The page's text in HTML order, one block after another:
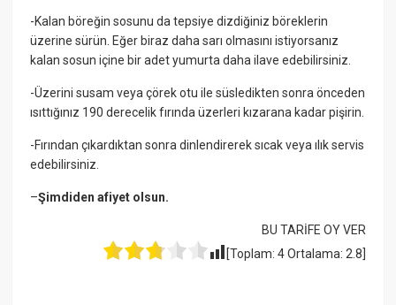
-Kalan böreğin sosunu da tepsiye dizdiğiniz böreklerin
üzerine sürün. Eğer biraz daha sarı olmasını istiyorsanız
kalan sosun içine bir adet yumurta daha ilave edebilirsiniz.
-Üzerini susam veya çörek otu ile süsledikten sonra önceden
ısıttığınız 190 derecelik fırında üzerleri kızarana kadar pişirin.
-Fırından çıkardıktan sonra dinlendirerek sıcak veya ılık servis
edebilirsiniz.
–Şimdiden afiyet olsun.
BU TARİFE OY VER
[Toplam: 4Ortalama: 2.8